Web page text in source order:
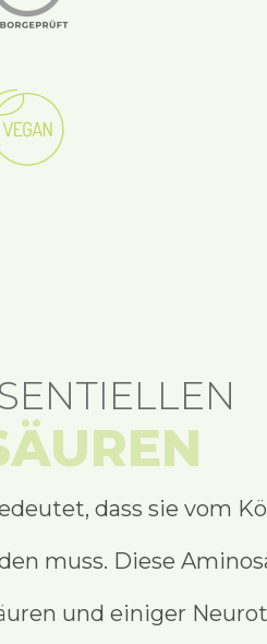
dass sie vom
muss. Diese
und einiger